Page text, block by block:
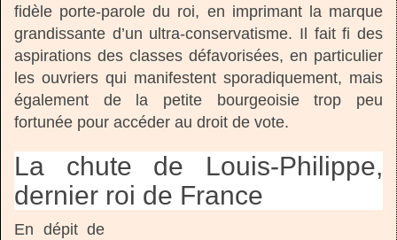
fidèle porte-parole du roi, en imprimant la marque
grandissante d’un ultra-conservatisme. Il fait fi des
aspirations des classes défavorisées, en particulier
les ouvriers qui manifestent sporadiquement, mais
également de la petite bourgeoisie trop peu
fortunée pour accéder au droit de vote.
La chute de Louis-Philippe,
dernier roi de France
En dépit de